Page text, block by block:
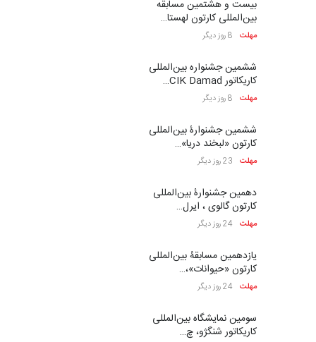
نمایشگاه
جدیدترین نمایشگاه
فراخوان
بیست و هشتمین مسابقه
بین‌المللی آزاد طراحی ط…
مهلت 7 روز دیگر
پنجمین مسابقۀ بین‌المللی
کارتون و کاریکاتور …